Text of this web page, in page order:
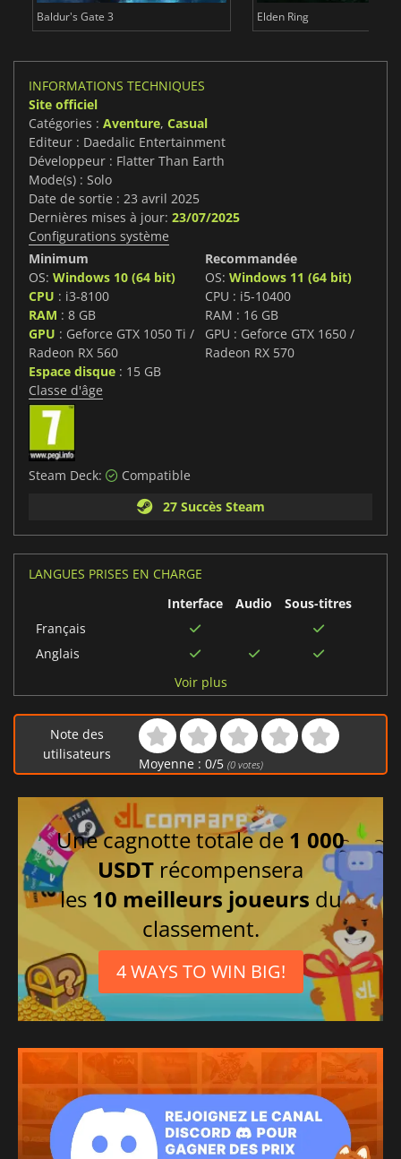
Baldur's Gate 3 Elden Ring
INFORMATIONS TECHNIQUES
Site officiel
Catégories : Aventure, Casual
Editeur : Daedalic Entertainment
Développeur : Flatter Than Earth
Mode(s) : Solo
Date de sortie : 23 avril 2025
Dernières mises à jour: 23/07/2025
Configurations système
Minimum
OS: Windows 10 (64 bit)
CPU : i3-8100
RAM : 8 GB
GPU : Geforce GTX 1050 Ti /
Radeon RX 560
Espace disque : 15 GB
Recommandée
OS: Windows 11 (64 bit)
CPU : i5-10400
RAM : 16 GB
GPU : Geforce GTX 1650 /
Radeon RX 570
Classe d'âge
Steam Deck:
Compatible
27 Succès Steam
LANGUES PRISES EN CHARGE
Interface
Audio
Sous-titres
Français
Anglais
Japonais
Coréen
Chinois simplifié
Espagnol
Allemand
Russe
Anglais britannique
Voir plus
Note des
utilisateurs
Moyenne : 0/5 (0votes)
Une cagnotte totale de 1 000
USDT récompensera
les 10 meilleurs joueurs du
classement.
4 WAYS TO WIN BIG!